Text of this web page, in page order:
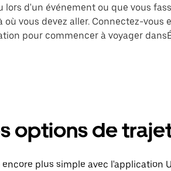
d'un événement ou que vous
vous devez aller. Connectez-vous
pour commencer à voyager
options de
plus simple avec l'application